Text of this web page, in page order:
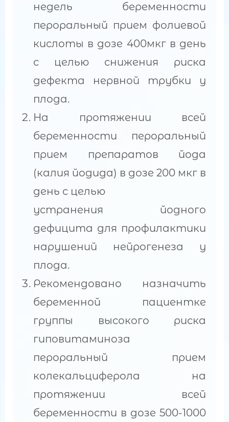
недель беременности
пероральный прием фолиевой
кислоты в дозе 400мкг в день
с целью снижения риска
дефекта нервной трубки у
плода.
На протяжении всей
беременности пероральный
прием препаратов йода
(калия йодида) в дозе 200 мкг в
день с целью
устранения йодного
дефицита для профилактики
нарушений нейрогенеза у
плода.
Рекомендовано назначить
беременной пациентке
группы высокого риска
гиповитаминоза
пероральный прием
колекальциферола на
протяжении всей
беременности в дозе 500-1000